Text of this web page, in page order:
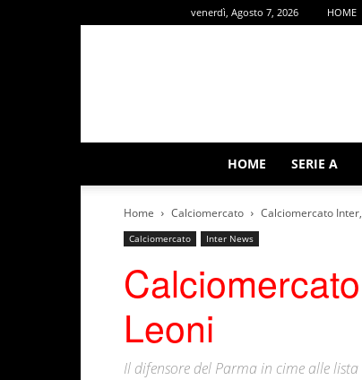
venerdì, Agosto 7, 2026 HOME
HOME SERIE A
Home Calciomercato Calciomercato
Calciomercato Inter News
Leoni
Il difensore del Parma in cime alle